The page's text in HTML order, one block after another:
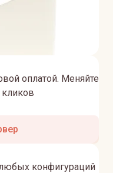
оплатой. Меняйте
конфигураций